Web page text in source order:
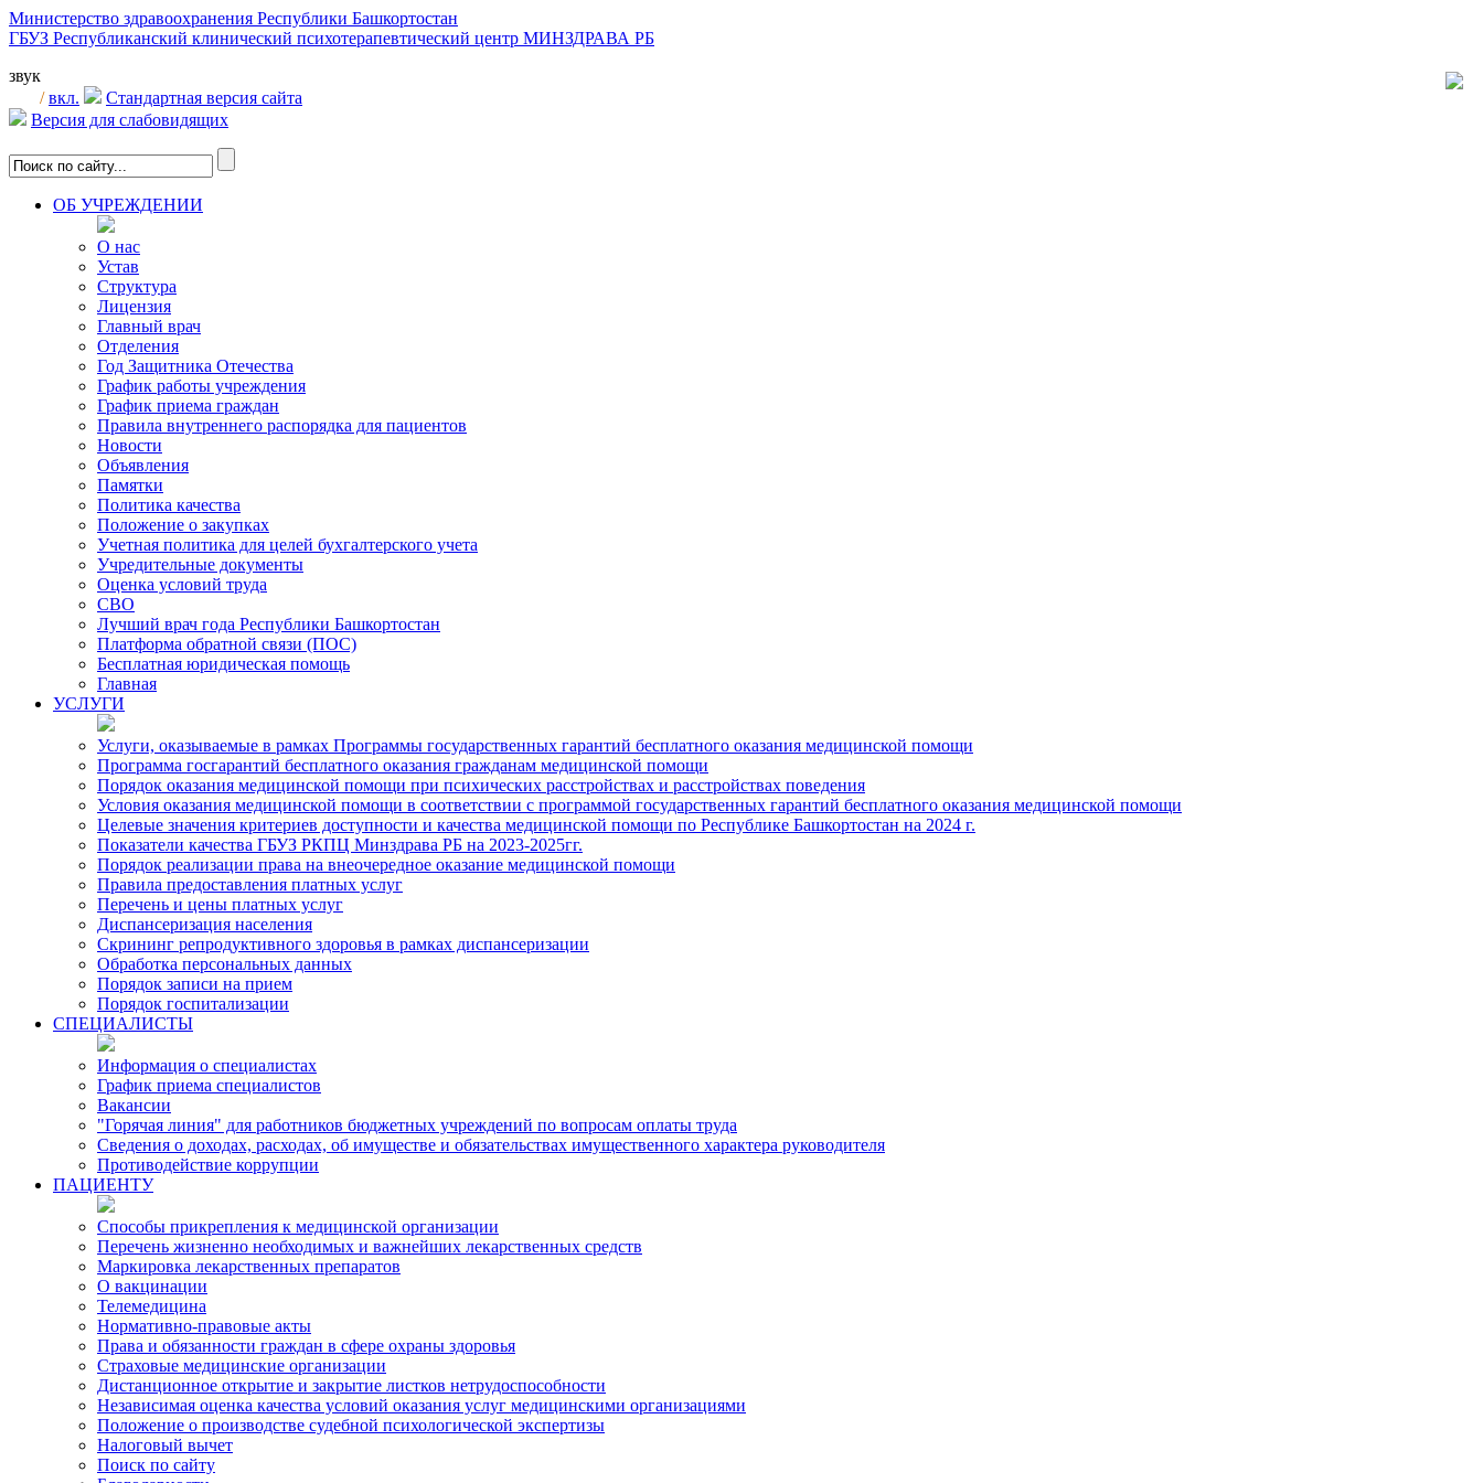
Министерство здравоохранения Республики Башкортостан
ГБУЗ Республиканский клинический психотерапевтический центр МИНЗДРАВА РБ
звук
/ вкл.
Стандартная версия сайта
Версия для слабовидящих
ОБ УЧРЕЖДЕНИИ
О нас
Устав
Структура
Лицензия
Главный врач
Отделения
Год Защитника Отечества
График работы учреждения
График приема граждан
Правила внутреннего распорядка для пациентов
Новости
Объявления
Памятки
Политика качества
Положение о закупках
Учетная политика для целей бухгалтерского учета
Учредительные документы
Оценка условий труда
СВО
Лучший врач года Республики Башкортостан
Платформа обратной связи (ПОС)
Бесплатная юридическая помощь
Главная
УСЛУГИ
Услуги, оказываемые в рамках Программы государственных гарантий бесплатного оказания медицинской помощи
Программа госгарантий бесплатного оказания гражданам медицинской помощи
Порядок оказания медицинской помощи при психических расстройствах и расстройствах поведения
Условия оказания медицинской помощи в соответствии с программой государственных гарантий бесплатного оказания медицинской помощи
Целевые значения критериев доступности и качества медицинской помощи по Республике Башкортостан на 2024 г.
Показатели качества ГБУЗ РКПЦ Минздрава РБ на 2023-2025гг.
Порядок реализации права на внеочередное оказание медицинской помощи
Правила предоставления платных услуг
Перечень и цены платных услуг
Диспансеризация населения
Скрининг репродуктивного здоровья в рамках диспансеризации
Обработка персональных данных
Порядок записи на прием
Порядок госпитализации
СПЕЦИАЛИСТЫ
Информация о специалистах
График приема специалистов
Вакансии
"Горячая линия" для работников бюджетных учреждений по вопросам оплаты труда
Сведения о доходах, расходах, об имуществе и обязательствах имущественного характера руководителя
Противодействие коррупции
ПАЦИЕНТУ
Способы прикрепления к медицинской организации
Перечень жизненно необходимых и важнейших лекарственных средств
Маркировка лекарственных препаратов
О вакцинации
Телемедицина
Нормативно-правовые акты
Права и обязанности граждан в сфере охраны здоровья
Страховые медицинские организации
Дистанционное открытие и закрытие листков нетрудоспособности
Независимая оценка качества условий оказания услуг медицинскими организациями
Положение о производстве судебной психологической экспертизы
Налоговый вычет
Поиск по сайту